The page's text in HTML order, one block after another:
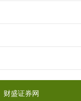
财盛证券网